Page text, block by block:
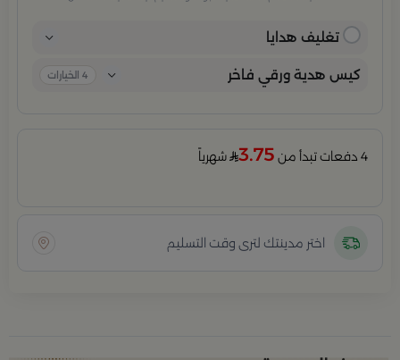
تغليف هدايا
كيس هدية ورقي فاخر 4 الخيارات
4 دفعات تبدأ من 3.75 شهرياً
اختر مدينتك لترى وقت التسليم